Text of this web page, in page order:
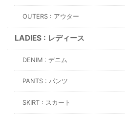
OUTERS : アウター
LADIES : レディース
DENIM : デニム
PANTS : パンツ
SKIRT : スカート